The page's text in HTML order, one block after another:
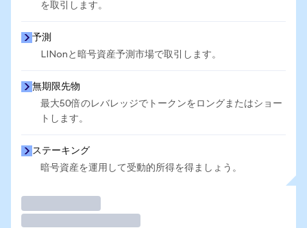
を取引します。
予測
LINonと暗号資産予測市場で取引します。
無期限先物
最大50倍のレバレッジでトークンをロングまたはショー
トします。
ステーキング
暗号資産を運用して受動的所得を得ましょう。